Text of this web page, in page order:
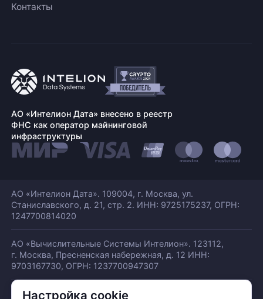
Настройка cookie
Контакты
АО «Интелион Дата» внесено в реестр
ФНС как оператор майнинговой
инфраструктуры
АО «Интелион Дата». 109004, г. Москва, ул.
Станиславского, д. 21, стр. 2. ИНН: 9725175237, ОГРН:
1247700814020
АО «Вычислительные Системы Интелион». 123112,
г. Москва, Пресненская набережная, д. 12 ИНН:
9703167730, ОГРН: 1237700947307
© АО «ИНТЕЛИОН ДАТА» 2026